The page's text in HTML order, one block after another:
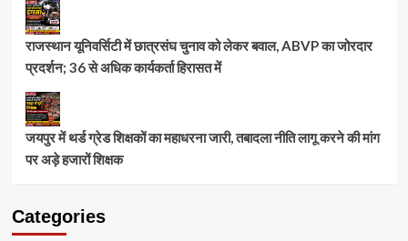
राजस्थान यूनिवर्सिटी में छात्रसंघ चुनाव को लेकर बवाल, ABVP का जोरदार
प्रदर्शन; 36 से अधिक कार्यकर्ता हिरासत में
जयपुर में थर्ड ग्रेड शिक्षकों का महाधरना जारी, तबादला नीति लागू करने की मांग
पर अड़े हजारों शिक्षक
Categories